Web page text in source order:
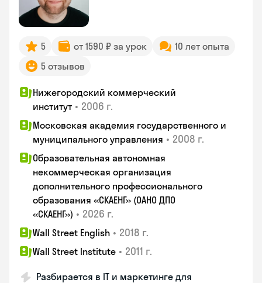
5 от 1590 ₽ за урок
10 лет опыта
5 отзывов
Нижегородский коммерческий
институт • 2006 г.
Московская академия государственного и
муниципального управления • 2008 г.
Образовательная автономная
некоммерческая организация
дополнительного профессионального
образования «СКАЕНГ» (ОАНО ДПО
«СКАЕНГ») • 2026 г.
Wall Street English • 2018 г.
Wall Street Institute • 2011 г.
Разбирается в IT и маркетинге для